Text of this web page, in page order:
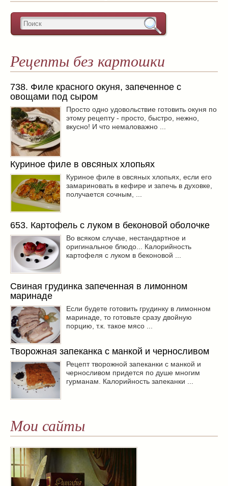
Рецепты без картошки
738. Филе красного окуня, запеченное с
овощами под сыром
Просто одно удовольствие готовить окуня по
этому рецепту - просто, быстро, нежно,
вкусно! И что немаловажно ...
Куриное филе в овсяных хлопьях
Куриное филе в овсяных хлопьях, если его
замариновать в кефире и запечь в духовке,
получается сочным, ...
653. Картофель с луком в беконовой оболочке
Во всяком случае, нестандартное и
оригинальное блюдо... Калорийность
картофеля с луком в беконовой ...
Свиная грудинка запеченная в лимонном
маринаде
Если будете готовить грудинку в лимонном
маринаде, то готовьте сразу двойную
порцию, т.к. такое мясо ...
Творожная запеканка с манкой и черносливом
Рецепт творожной запеканки с манкой и
черносливом придется по душе многим
гурманам. Калорийность запеканки ...
Мои сайты